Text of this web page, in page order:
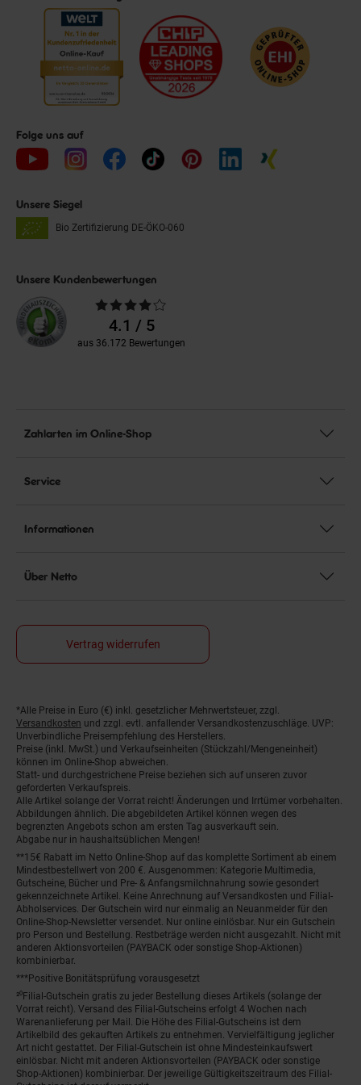
Folge uns auf
Unsere Siegel
Bio Zertifizierung DE-ÖKO-060
Unsere Kundenbewertungen
Durchschnittliche
Bewertungen4.1 / 5
aus 36.172 Bewertungen
Zahlarten im Online-Shop
Service
Informationen
Über Netto
Vertrag widerrufen
Fußnoten
*Alle Preise in Euro (€) inkl. gesetzlicher Mehrwertsteuer, zzgl.
Versandkosten und zzgl. evtl. anfallender Versandkostenzuschläge. UVP:
Unverbindliche Preisempfehlung des Herstellers.
Preise (inkl. MwSt.) und Verkaufseinheiten (Stückzahl/Mengeneinheit)
können im Online-Shop abweichen.
Statt- und durchgestrichene Preise beziehen sich auf unseren zuvor
geforderten Verkaufspreis.
Alle Artikel solange der Vorrat reicht! Änderungen und Irrtümer vorbehalten.
Abbildungen ähnlich. Die abgebildeten Artikel können wegen des
begrenzten Angebots schon am ersten Tag ausverkauft sein.
Abgabe nur in haushaltsüblichen Mengen!
**15€ Rabatt im Netto Online-Shop auf das komplette Sortiment ab einem
Mindestbestellwert von 200 €. Ausgenommen: Kategorie Multimedia,
Gutscheine, Bücher und Pre- & Anfangsmilchnahrung sowie gesondert
gekennzeichnete Artikel. Keine Anrechnung auf Versandkosten und Filial-
Abholservices. Der Gutschein wird nur einmalig an Neuanmelder für den
Online-Shop-Newsletter versendet. Nur online einlösbar. Nur ein Gutschein
pro Person und Bestellung. Restbeträge werden nicht ausgezahlt. Nicht mit
anderen Aktionsvorteilen (PAYBACK oder sonstige Shop-Aktionen)
kombinierbar.
***Positive Bonitätsprüfung vorausgesetzt
²⁰Filial-Gutschein gratis zu jeder Bestellung dieses Artikels (solange der
Vorrat reicht). Versand des Filial-Gutscheins erfolgt 4 Wochen nach
Warenanlieferung per Mail. Die Höhe des Filial-Gutscheins ist dem
Artikelbild des gekauften Artikels zu entnehmen. Vervielfältigung jeglicher
Art nicht gestattet. Der Filial-Gutschein ist ohne Mindesteinkaufswert
einlösbar. Nicht mit anderen Aktionsvorteilen (PAYBACK oder sonstige
Shop-Aktionen) kombinierbar. Der jeweilige Gültigkeitszeitraum des Filial-